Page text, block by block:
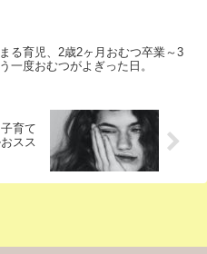
る育児、2歳2ヶ月おむつ卒業～3
一度おむつがよぎった日。
育て
スス